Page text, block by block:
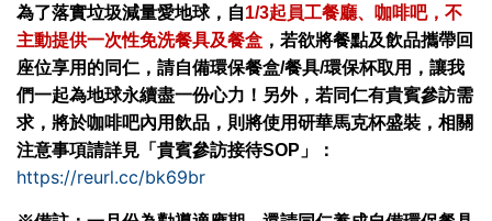
為了落實垃圾減量愛地球，自1/3起員工餐廳、咖啡吧，不
主動提供一次性免洗餐具及餐盒 ，若欲將餐點及飲品攜帶回
座位享用的同仁，請自備環保餐盒/餐具/環保杯取用，讓我
們一起為地球永續盡一份心力！ 另外，若同仁有貴賓參訪需
求，將於咖啡吧內用飲品，則將使用研華馬克杯盛裝，相關
注意事項請詳見「貴賓參訪接待SOP」：
https://reurl.cc/bk69br